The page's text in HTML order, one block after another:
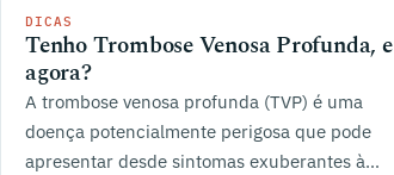
DICAS
Tenho Trombose Venosa Profunda, e
agora?
A trombose venosa profunda (TVP) é uma
doença potencialmente perigosa que pode
apresentar desde sintomas exuberantes à